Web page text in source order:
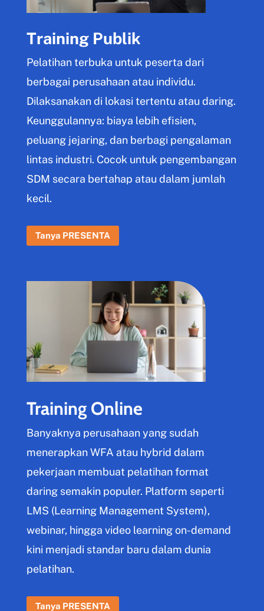
Training Publik
Pelatihan terbuka untuk peserta dari
berbagai perusahaan atau individu.
Dilaksanakan di lokasi tertentu atau daring.
Keunggulannya: biaya lebih efisien,
peluang jejaring, dan berbagi pengalaman
lintas industri. Cocok untuk pengembangan
SDM secara bertahap atau dalam jumlah
kecil.
Tanya PRESENTA
Training Online
Banyaknya perusahaan yang sudah
menerapkan WFA atau hybrid dalam
pekerjaan membuat pelatihan format
daring semakin populer. Platform seperti
LMS (Learning Management System),
webinar, hingga video learning on-demand
kini menjadi standar baru dalam dunia
pelatihan.
Tanya PRESENTA